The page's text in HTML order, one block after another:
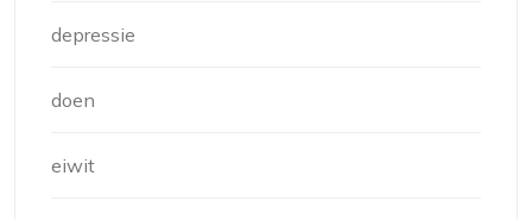
depressie
doen
eiwit